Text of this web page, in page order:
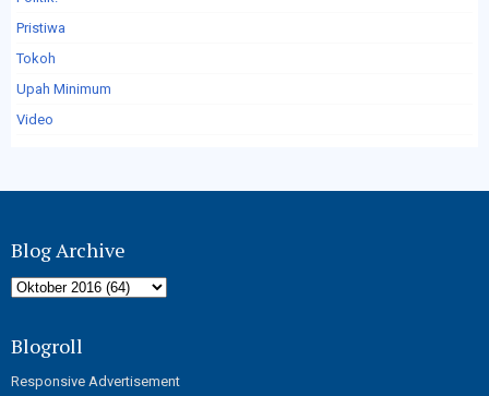
Pristiwa
Tokoh
Upah Minimum
Video
Blog Archive
Blogroll
Responsive Advertisement